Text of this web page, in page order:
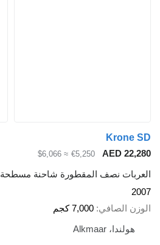
Krone SD
AED 22,280
€5,250
≈ $6,066
العربات نصف المقطورة شاحنة مسطحة
2007
الوزن الصافي 7,000 كجم
هولندا، Alkmaar